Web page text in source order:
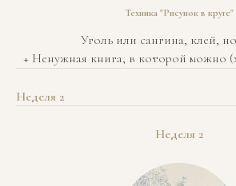
Техника "Рисунок в круге"
Уголь или сангина, клей,
+ Ненужная книга, в которой можно
Неделя 2
Неделя 2